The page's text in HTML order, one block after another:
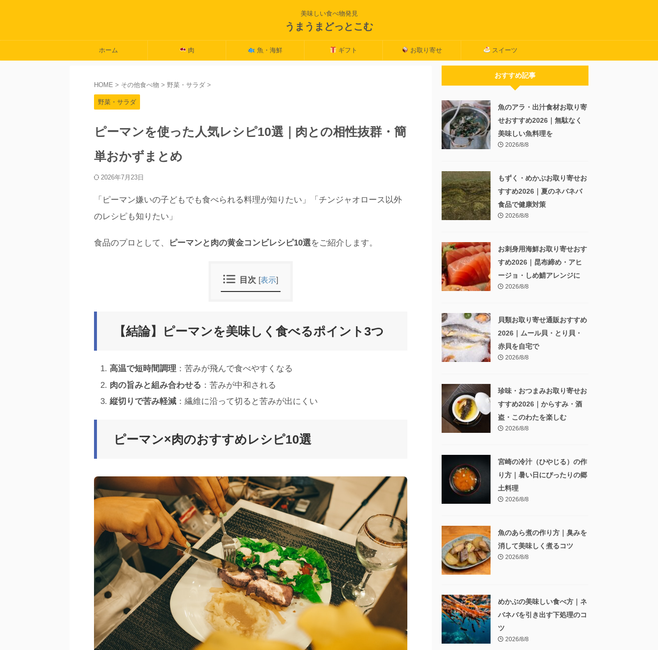
美味しい食べ物発見
うまうまどっとこむ
ホーム 肉 魚・海鮮 ギフト お取り寄せ スイーツ
HOME > その他食べ物 > 野菜・サラダ >
野菜・サラダ
ピーマンを使った人気レシピ10選｜肉との相性抜群・簡
単おかずまとめ
2026年7月23日
「ピーマン嫌いの子どもでも食べられる料理が知りたい」「チンジャオロース以外
のレシピも知りたい」
食品のプロとして、 ピーマンと肉の黄金コンビレシピ10選をご紹介します。
目次 [表示]
【結論】ピーマンを美味しく食べるポイント3つ
高温で短時間調理 ：苦みが飛んで食べやすくなる
肉の旨みと組み合わせる ：苦みが中和される
縦切りで苦み軽減 ：繊維に沿って切ると苦みが出にくい
ピーマン×肉のおすすめレシピ10選
おすすめ記事
魚のアラ・出汁食材お取り寄
せおすすめ2026｜無駄なく
美味しい魚料理を
2026/8/8
もずく・めかぶお取り寄せお
すすめ2026｜夏のネバネバ
食品で健康対策
2026/8/8
お刺身用海鮮お取り寄せおす
すめ2026｜昆布締め・アヒ
ージョ・しめ鯖アレンジに
2026/8/8
貝類お取り寄せ通販おすすめ
2026｜ムール貝・とり貝・
赤貝を自宅で
2026/8/8
珍味・おつまみお取り寄せお
すすめ2026｜からすみ・酒
盗・このわたを楽しむ
2026/8/8
宮崎の冷汁（ひやじる）の作
り方｜暑い日にぴったりの郷
土料理
2026/8/8
魚のあら煮の作り方｜臭みを
消して美味しく煮るコツ
2026/8/8
めかぶの美味しい食べ方｜ネ
バネバを引き出す下処理のコ
ツ
2026/8/8